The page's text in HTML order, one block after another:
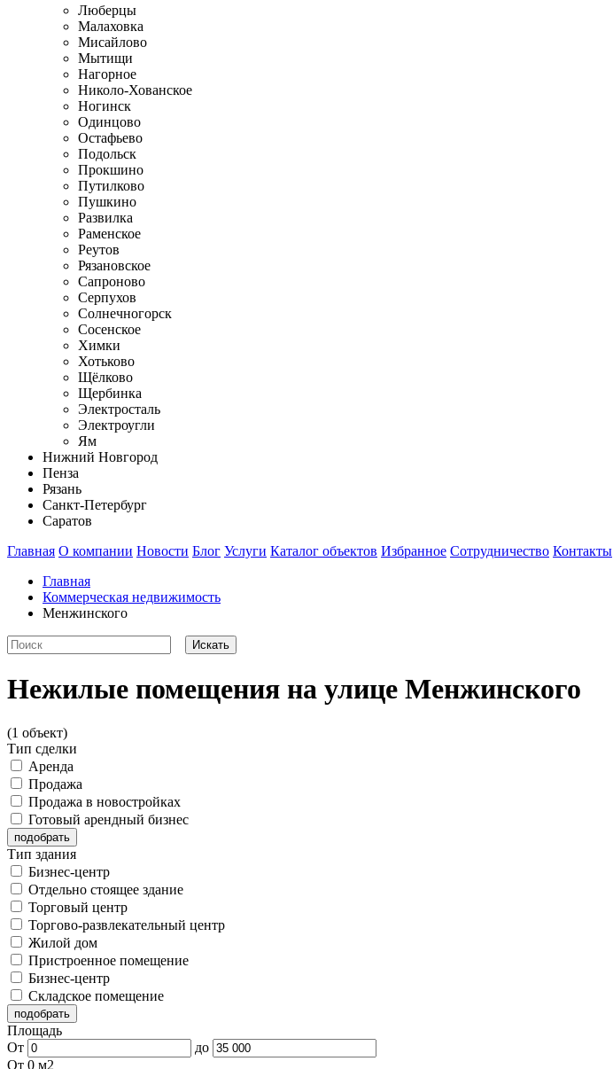
Люберцы
Малаховка
Мисайлово
Мытищи
Нагорное
Николо-Хованское
Ногинск
Одинцово
Остафьево
Подольск
Прокшино
Путилково
Пушкино
Развилка
Раменское
Реутов
Рязановское
Сапроново
Серпухов
Солнечногорск
Сосенское
Химки
Хотьково
Щёлково
Щербинка
Электросталь
Электроугли
Ям
Нижний Новгород
Пенза
Рязань
Санкт-Петербург
Саратов
Главная О компании Новости Блог Услуги Каталог объектов Избранное Сотрудничество Контакты
Главная
Коммерческая недвижимость
Менжинского
Нежилые помещения на улице Менжинского
(1 объект)
Тип сделки
Аренда
Продажа
Продажа в новостройках
Готовый арендный бизнес
Тип здания
Бизнес-центр
Отдельно стоящее здание
Торговый центр
Торгово-развлекательный центр
Жилой дом
Пристроенное помещение
Бизнес-центр
Складское помещение
Площадь
От
до
От 0 м2